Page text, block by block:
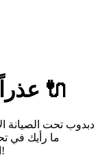
عذراً! التطبيق تحت الإصلاح 🔌
دبدوب تحت الصيانة
ما رأيك في
الإلكتروني لتحصل على خصم خاص من دبدوب!